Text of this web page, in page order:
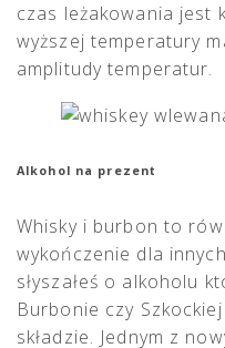
czas leżakowania jest
wyższej temperatury
amplitudy temperatur.
Alkohol na prezent
Whisky i burbon to
wykończenie dla
słyszałeś o alkoholu
Burbonie czy
składzie. Jednym z